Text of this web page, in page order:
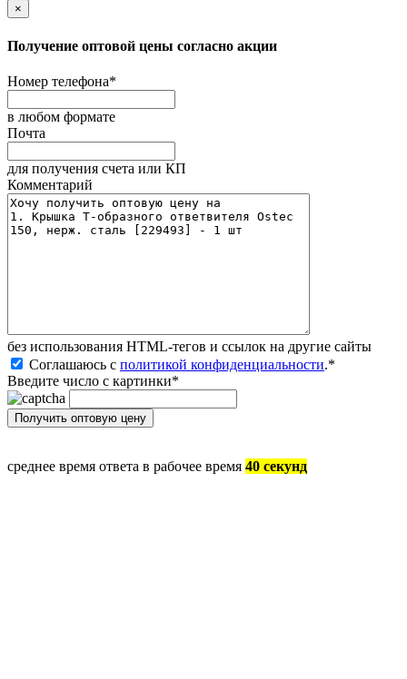
×
Получение оптовой цены согласно акции
Номер телефона*
в любом формате
Почта
для получения счета или КП
Комментарий
без иcпользования HTML-тегов и ссылок на другие сайты
Соглашаюсь с политикой конфиденциальности.*
Введите число с картинки*
среднее время ответа в рабочее время 40 секунд